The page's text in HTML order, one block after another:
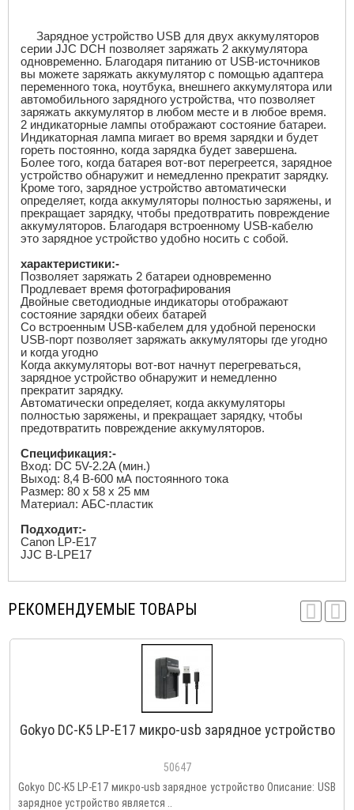
Зарядное устройство USB для двух аккумуляторов
серии JJC DCH позволяет заряжать 2 аккумулятора
одновременно. Благодаря питанию от USB-источников
вы можете заряжать аккумулятор с помощью адаптера
переменного тока, ноутбука, внешнего аккумулятора или
автомобильного зарядного устройства, что позволяет
заряжать аккумулятор в любом месте и в любое время.
2 индикаторные лампы отображают состояние батареи.
Индикаторная лампа мигает во время зарядки и будет
гореть постоянно, когда зарядка будет завершена.
Более того, когда батарея вот-вот перегреется, зарядное
устройство обнаружит и немедленно прекратит зарядку.
Кроме того, зарядное устройство автоматически
определяет, когда аккумуляторы полностью заряжены, и
прекращает зарядку, чтобы предотвратить повреждение
аккумуляторов. Благодаря встроенному USB-кабелю
это зарядное устройство удобно носить с собой.
характеристики:-
Позволяет заряжать 2 батареи одновременно
Продлевает время фотографирования
Двойные светодиодные индикаторы отображают
состояние зарядки обеих батарей
Со встроенным USB-кабелем для удобной переноски
USB-порт позволяет заряжать аккумуляторы где угодно
и когда угодно
Когда аккумуляторы вот-вот начнут перегреваться,
зарядное устройство обнаружит и немедленно
прекратит зарядку.
Автоматически определяет, когда аккумуляторы
полностью заряжены, и прекращает зарядку, чтобы
предотвратить повреждение аккумуляторов.
Спецификация:-
Вход: DC 5V-2.2A(мин.)
Выход: 8,4 В-600 мА постоянного тока
Размер: 80 х 58 х 25 мм
Материал: АБС-пластик
Подходит:-
Canon LP-E17
JJC B-LPE17
РЕКОМЕНДУЕМЫЕ ТОВАРЫ
Gokyo DC-K5 LP-E17 микро-usb зарядное устройство
50647
Gokyo DC-K5 LP-E17 микро-usb зарядное устройство Описание: USB
зарядное устройство является ..